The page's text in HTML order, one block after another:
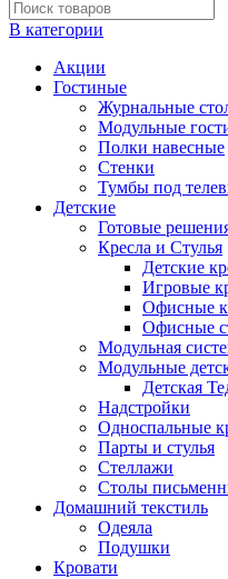
В категории
Акции
Гостиные
Журнальные
Модульные
Полки навесные
Стенки
Тумбы под
Детские
Готовые
Кресла и Стулья
Детские
Игровые
Офисные
Офисные
Модульная
Модульные
Детская
Надстройки
Односпальные
Парты и стулья
Стеллажи
Столы
Домашний текстиль
Одеяла
Подушки
Кровати